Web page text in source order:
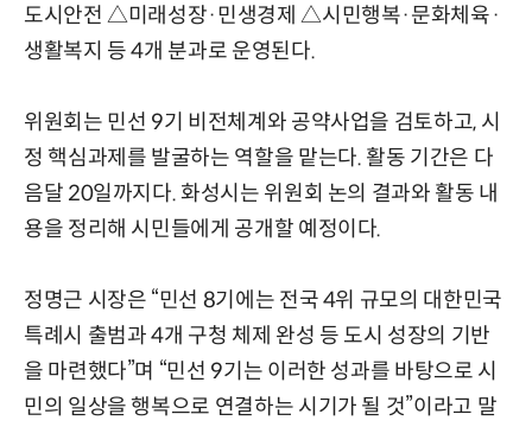
도시안전 △미래성장·민생경제 △시민행복·문화체육·
생활복지 등 4개 분과로 운영된다.
위원회는 민선 9기 비전체계와 공약사업을 검토하고, 시
정 핵심과제를 발굴하는 역할을 맡는다. 활동 기간은 다
음달 20일까지다. 화성시는 위원회 논의 결과와 활동 내
용을 정리해 시민들에게 공개할 예정이다.
정명근 시장은 “민선 8기에는 전국 4위 규모의 대한민국
특례시 출범과 4개 구청 체제 완성 등 도시 성장의 기반
을 마련했다”며 “민선 9기는 이러한 성과를 바탕으로 시
민의 일상을 행복으로 연결하는 시기가 될 것”이라고 말